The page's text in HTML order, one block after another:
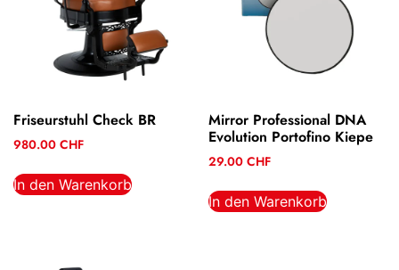
Friseurstuhl Check BR
980.00 CHF
In den Warenkorb
Mirror Professional DNA
Evolution Portofino Kiepe
29.00 CHF
In den Warenkorb